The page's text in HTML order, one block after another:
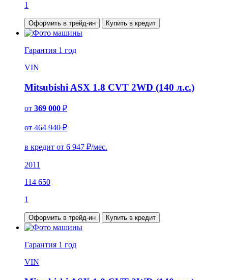
1
Оформить в трейд-ин Купить в кредит
Гарантия 1 год
VIN
Mitsubishi ASX 1.8 CVT 2WD (140 л.с.)
от 369 000 ₽
от 464 940 ₽
в кредит от 6 947 ₽/мес.
2011
114 650
1
Оформить в трейд-ин Купить в кредит
Гарантия 1 год
VIN